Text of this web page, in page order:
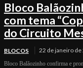
Bloco
com tema
do Circuito
BLOCOS 22 de janeiro de
Bloco Balãozinho confirma e